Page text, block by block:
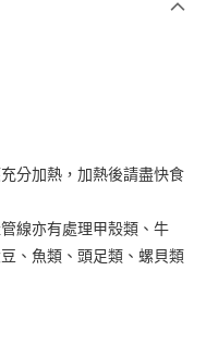
立即使用無須另外申請。
分加熱，加熱後請盡快食
線亦有處理甲殼類、牛
、魚類、頭足類、螺貝類